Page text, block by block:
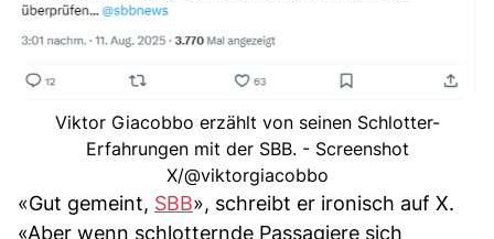
Viktor Giacobbo erzählt von seinen Schlotter-
Erfahrungen mit der SBB. - Screenshot
X/@viktorgiacobbo
«Gut gemeint, SBB», schreibt er ironisch auf X.
«Aber wenn schlotternde Passagiere sich